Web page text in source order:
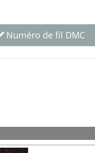
Numéro de fil DMC